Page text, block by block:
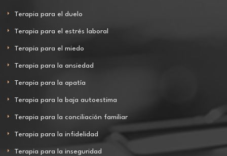
Terapia para el duelo
Terapia para el estrés laboral
Terapia para el miedo
Terapia para la ansiedad
Terapia para la apatía
Terapia para la baja autoestima
Terapia para la conciliación familiar
Terapia para la infidelidad
Terapia para la inseguridad